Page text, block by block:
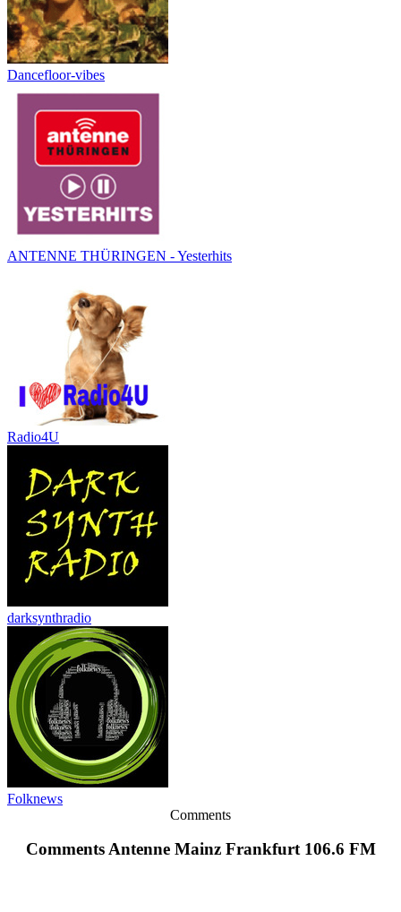
Dancefloor-vibes
ANTENNE THÜRINGEN - Yesterhits
Radio4U
darksynthradio
Folknews
Comments
Comments Antenne Mainz Frankfurt 106.6 FM